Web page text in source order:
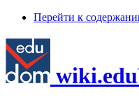
Перейти к